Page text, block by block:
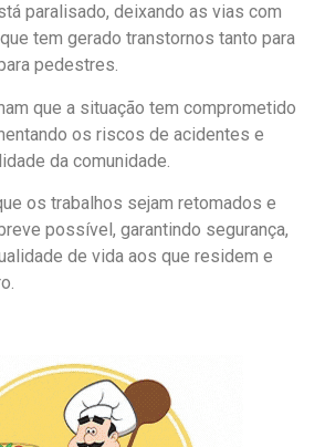
paralisado, deixando as vias com
tem gerado transtornos tanto para
pedestres.
que a situação tem comprometido
os riscos de acidentes e
da comunidade.
os trabalhos sejam retomados e
possível, garantindo segurança,
de vida aos que residem e